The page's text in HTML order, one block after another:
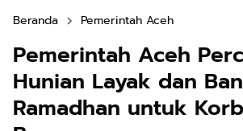
Beranda Pemerintah Aceh
Pemerintah Aceh
Hunian Layak dan
Ramadhan untuk